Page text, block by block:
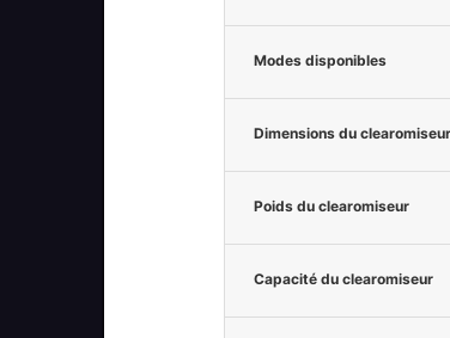
Modes disponibles
Dimensions du clearomiseur
Poids du clearomiseur
Capacité du clearomiseur